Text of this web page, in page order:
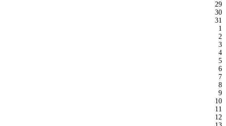
29
30
31
1
2
3
4
5
6
7
8
9
10
11
12